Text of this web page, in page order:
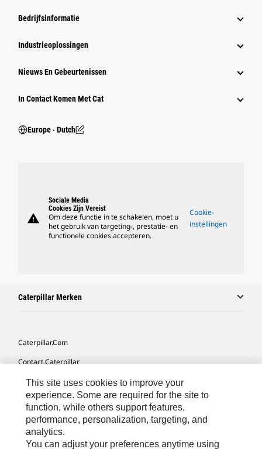
Bedrijfsinformatie
Industrieoplossingen
Nieuws En Gebeurtenissen
In Contact Komen Met Cat
Europe ‧ Dutch
warning
Sociale Media
Cookies Zijn Vereist
Om deze functie in te schakelen, moet u
het gebruik van targeting-, prestatie- en
functionele cookies accepteren.
Cookie-
instellingen
Caterpillar Merken
Caterpillar.com
Contact Caterpillar
Mijn Marketingvoorkeuren
Site Map
Cookie Settings
Legal
This site uses cookies to improve your
experience. Some are required for the site to
function, while others support features,
performance, personalization, targeting, and
analytics.
You can adjust your preferences anytime using